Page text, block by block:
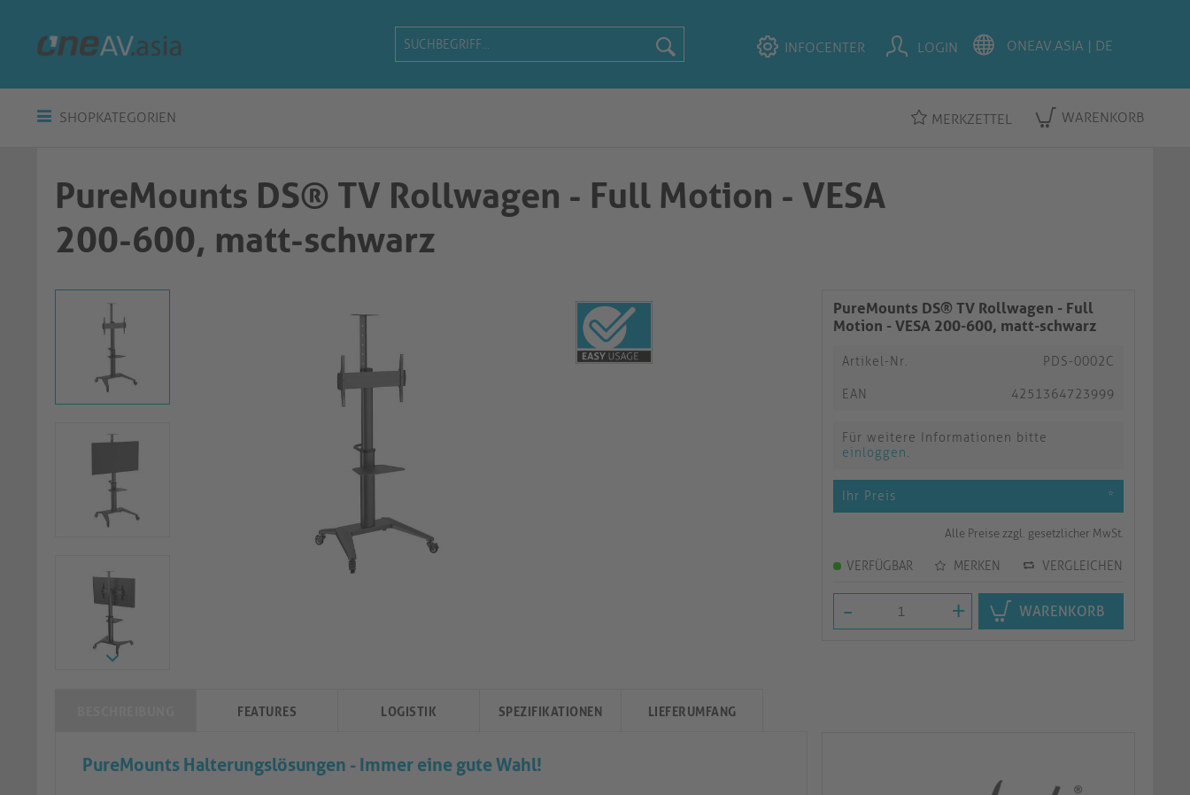
INFOCENTER LOGIN
SHOPKATEGORIEN MERKZETTEL WARENKORB
PureMounts DS® TV Rollwagen - Full Motion - VESA
200-600, matt-schwarz
PureMounts DS® TV Rollwagen - Full
Motion - VESA 200-600, matt-schwarz
Artikel-Nr. PDS-0002C
EAN 4251364723999
Für weitere Informationen bitte
einloggen.
Ihr Preis *
Alle Preise zzgl. gesetzlicher MwSt.
VERFÜGBAR MERKEN VERGLEICHEN
- + WARENKORB
FEATURES LOGISTIK SPEZIFIKATIONEN LIEFERUMFANG
PureMounts Halterungslösungen - Immer eine gute Wahl!